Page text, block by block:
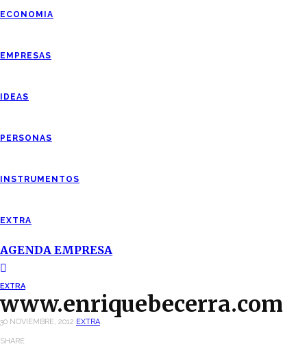
ECONOMIA
EMPRESAS
IDEAS
PERSONAS
INSTRUMENTOS
EXTRA
AGENDA EMPRESA
EXTRA
www.enriquebecerra.com
30 NOVIEMBRE, 2012 EXTRA
SHARE